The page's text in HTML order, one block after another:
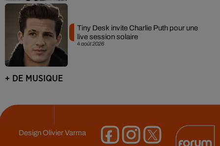
4 août 2026
Tiny Desk invite Charlie Puth pour une
live session solaire
+ DE MUSIQUE
DesignOlivier Varma